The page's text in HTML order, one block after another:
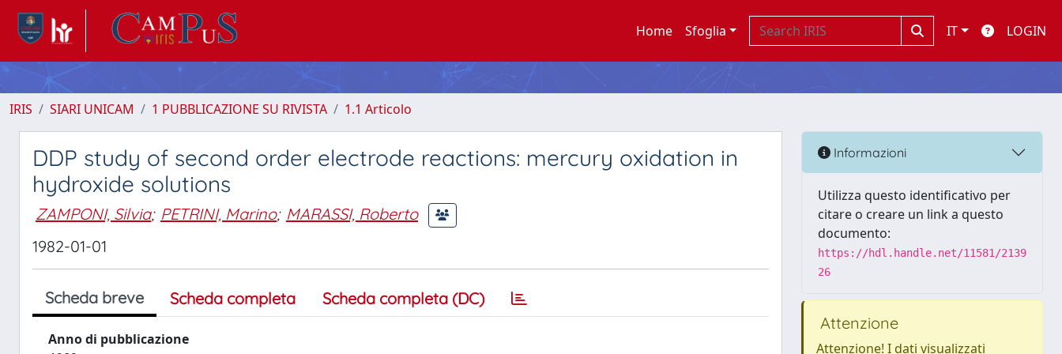
Home Sfoglia IT LOGIN
IRIS SIARI UNICAM 1 PUBBLICAZIONE SU RIVISTA 1.1 Articolo
DDP study of second order electrode reactions: mercury oxidation in
hydroxide solutions
ZAMPONI, Silvia; PETRINI, Marino; MARASSI, Roberto
1982-01-01
Scheda breve Scheda completa Scheda completa (DC)
Anno di pubblicazione
Informazioni
Utilizza questo identificativo per
citare o creare un link a questo
documento:
https://hdl.handle.net/11581/2139
26
Attenzione
Attenzione! I dati visualizzati